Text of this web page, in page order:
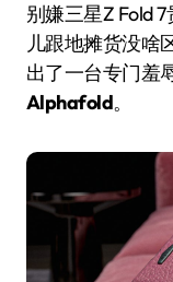
别嫌三星Z Fold 7贵——在真正的富豪眼里，那玩意
儿跟地摊货没啥
出了一台专门羞
Alphafold。